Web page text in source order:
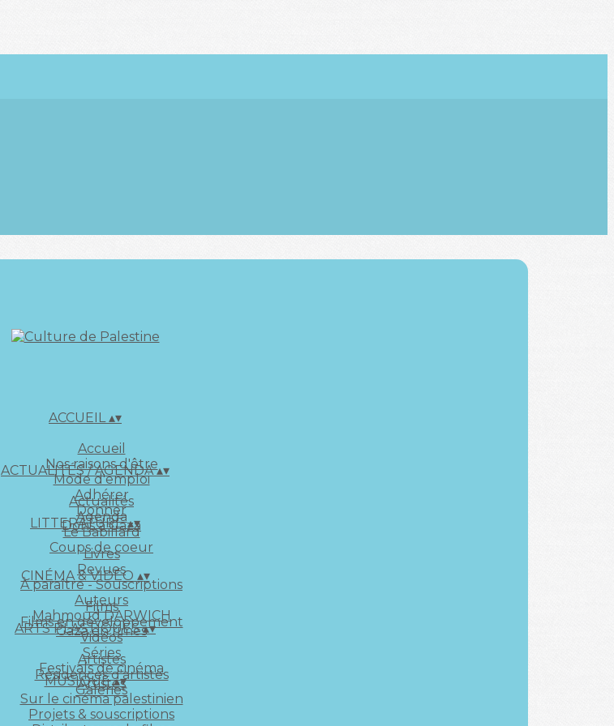
ACCUEIL▴▾
Accueil
Nos raisons d'être
Mode d'emploi
Adhérer
Donner
Dons à Gaza
ACTUALITÉS / AGENDA▴▾
Actualités
Agenda
Le Babillard
Coups de coeur
LITTERATURE▴▾
Livres
Revues
À paraître - Souscriptions
Auteurs
Mahmoud DARWICH
Gaza en rimes
CINÉMA & VIDÉO ▴▾
Films
Films en développement
Vidéos
Séries
Festivals de cinéma
Artistes
Sur le cinéma palestinien
Projets & souscriptions
ARTS PLASTIQUES▴▾
Artistes
Résidences d'artistes
Galeries
MUSIQUE▴▾